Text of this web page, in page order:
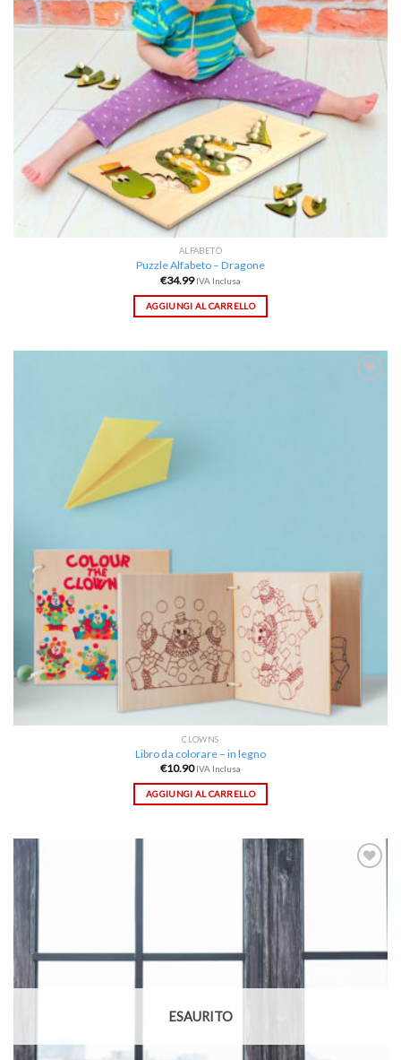
ALFABETO
Puzzle Alfabeto – Dragone
€34.99 IVA Inclusa
AGGIUNGI AL CARRELLO
CLOWNS
Libro da colorare – in legno
€10.90 IVA Inclusa
AGGIUNGI AL CARRELLO
ESAURITO